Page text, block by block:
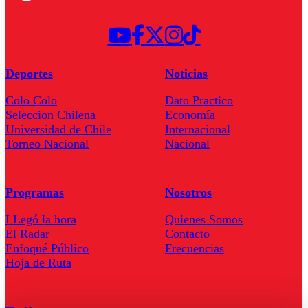
Deportes
Colo Colo
Seleccion Chilena
Universidad de Chile
Torneo Nacional
Noticias
Dato Practico
Economía
Internacional
Nacional
Programas
LLegó la hora
El Radar
Enfoqué Público
Hoja de Ruta
Nosotros
Quienes Somos
Contacto
Frecuencias